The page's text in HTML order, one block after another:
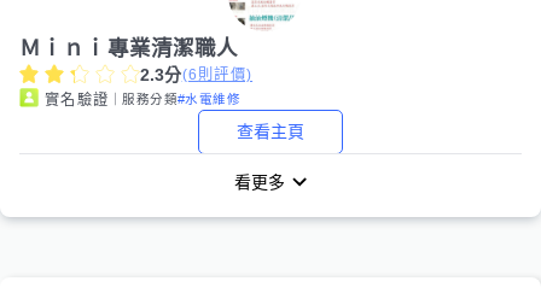
Ｍｉｎｉ專業清潔職人
2.3分(6 則評價)
實名驗證 ｜服務分類#水電維修
查看主頁
看更多